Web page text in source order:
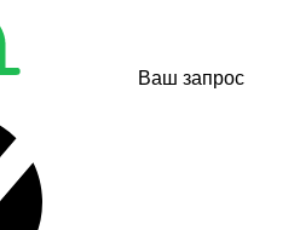
Ваш запрос